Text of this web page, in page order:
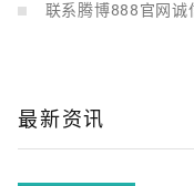
联系腾博888官网诚
最新资讯